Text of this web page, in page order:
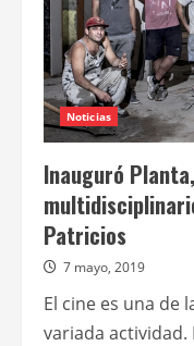
Noticias
Inauguró
Patricios
7 mayo, 2019
El cine es una de
variada actividad.